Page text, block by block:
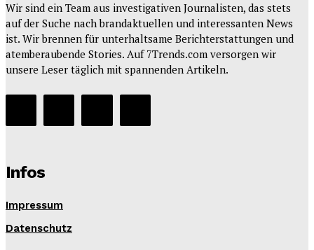
Wir sind ein Team aus investigativen Journalisten, das stets
auf der Suche nach brandaktuellen und interessanten News
ist. Wir brennen für unterhaltsame Berichterstattungen und
atemberaubende Stories. Auf 7Trends.com versorgen wir
unsere Leser täglich mit spannenden Artikeln.
Infos
Impressum
Datenschutz